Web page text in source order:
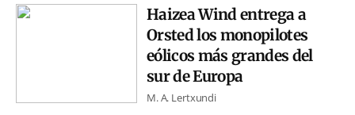
Haizea Wind entrega a
Orsted los monopilotes
eólicos más grandes del
sur de Europa
M. A. Lertxundi